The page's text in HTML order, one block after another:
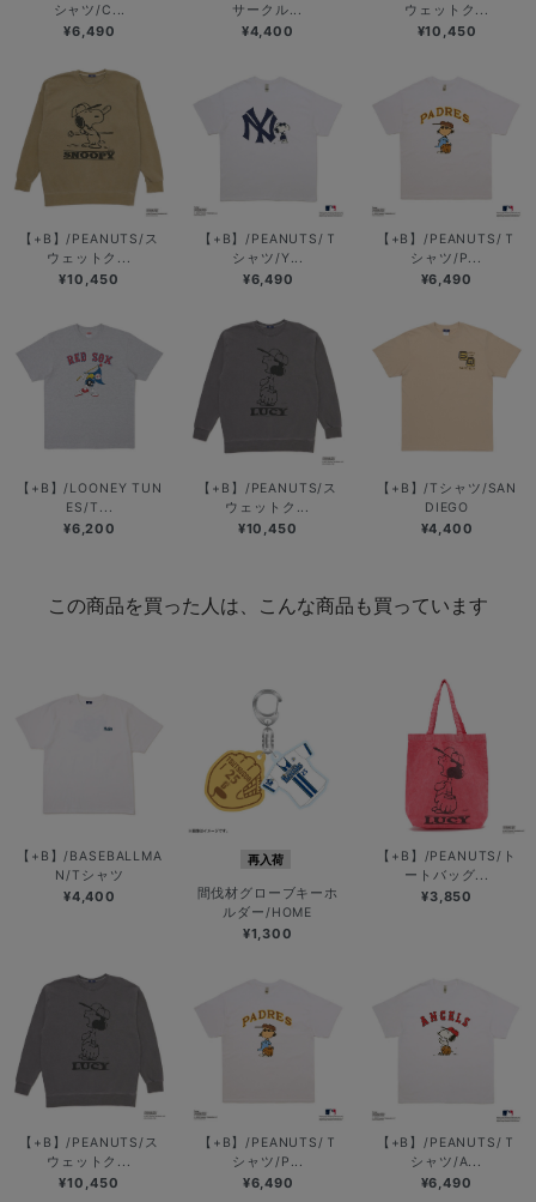
シャツ/C...
¥6,490
サークル...
¥4,400
ウェットク...
¥10,450
【+B】/PEANUTS/ス
ウェットク...
¥10,450
【+B】/PEANUTS/Ｔ
シャツ/Y...
¥6,490
【+B】/PEANUTS/Ｔ
シャツ/P...
¥6,490
【+B】/LOONEY TUN
ES/T...
¥6,200
【+B】/PEANUTS/ス
ウェットク...
¥10,450
【+B】/Tシャツ/SAN
DIEGO
¥4,400
この商品を買った人は、こんな商品も買っています
【+B】/BASEBALLMA
N/Tシャツ
¥4,400
再入荷
間伐材グローブキーホ
ルダー/HOME
¥1,300
【+B】/PEANUTS/ト
ートバッグ...
¥3,850
【+B】/PEANUTS/ス
ウェットク...
¥10,450
【+B】/PEANUTS/Ｔ
シャツ/P...
¥6,490
【+B】/PEANUTS/Ｔ
シャツ/A...
¥6,490